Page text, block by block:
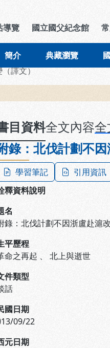
導覽 國立國父紀念館
簡介 典藏瀏覽
（譯文）
目資料全文內容全
錄：北伐計劃不因
學習筆記 引用資訊
釋資料說明
名
錄：北伐計劃不因浙盧赴滬
平歷程
命之再起 、 北上與逝世
件類型
話
國日期
09/22
元日期